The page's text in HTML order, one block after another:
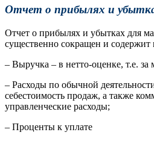
Отчет о прибылях и
Отчет о прибылях и убытках для
существенно сокращен и содержит
– Выручка – в нетто-оценке, т.е.
– Расходы по обычной
себестоимость продаж, а также
управленческие расходы;
– Проценты к уплате